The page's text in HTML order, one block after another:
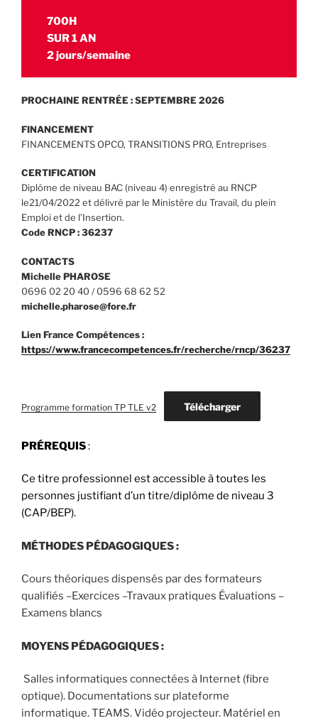
700H
SUR 1 AN
2 jours/semaine
PROCHAINE RENTRÉE : SEPTEMBRE 2026
FINANCEMENT
FINANCEMENTS OPCO, TRANSITIONS PRO, Entreprises
CERTIFICATION
Diplôme de niveau BAC (niveau 4) enregistré au RNCP
le21/04/2022 et délivré par le Ministère du Travail, du plein
Emploi et de l’Insertion.
Code RNCP : 36237
CONTACTS
Michelle PHAROSE
0696 02 20 40 / 0596 68 62 52
michelle.pharose@fore.fr
Lien France Compétences :
https://www.francecompetences.fr/recherche/rncp/36237
Programme formation TP TLE v2 Télécharger
PRÉREQUIS:
Ce titre professionnel est accessible à toutes les
personnes justifiant d’un titre/diplôme de niveau 3
(CAP/BEP).
MÉTHODES PÉDAGOGIQUES :
Cours théoriques dispensés par des formateurs
qualifiés –Exercices –Travaux pratiques Évaluations –
Examens blancs
MOYENS PÉDAGOGIQUES :
Salles informatiques connectées à Internet (fibre
optique). Documentations sur plateforme
informatique. TEAMS. Vidéo projecteur. Matériel en